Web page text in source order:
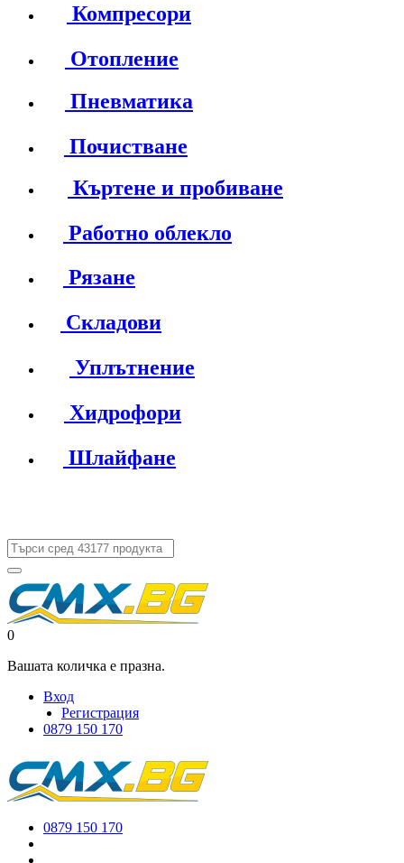
Компресори
Отопление
Пневматика
Почистване
Къртене и пробиване
Работно облекло
Рязане
Складови
Уплътнение
Хидрофори
Шлайфане
0
Вашата количка е празна.
Вход
Регистрация
0879 150 170
0879 150 170